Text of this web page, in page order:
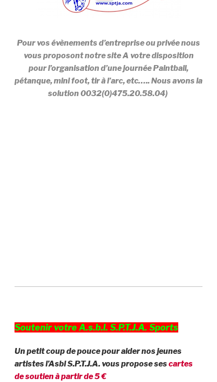
Pour vos évènements d’entreprise ou privée nous
vous proposont notre site A votre disposition
pour l’organisation d’une journée Paintball,
pétanque, mini foot, tir à l’arc, etc….. Nous avons la
solution 0032(0)475.20.58.04)
Soutenir votre A.s.b.l. S.P.T.J.A. Sports
Un petit coup de pouce pour aider nos jeunes
artistes l’Asbl S.P.T.J.A. vous propose ses cartes
de soutien à partir de 5 €